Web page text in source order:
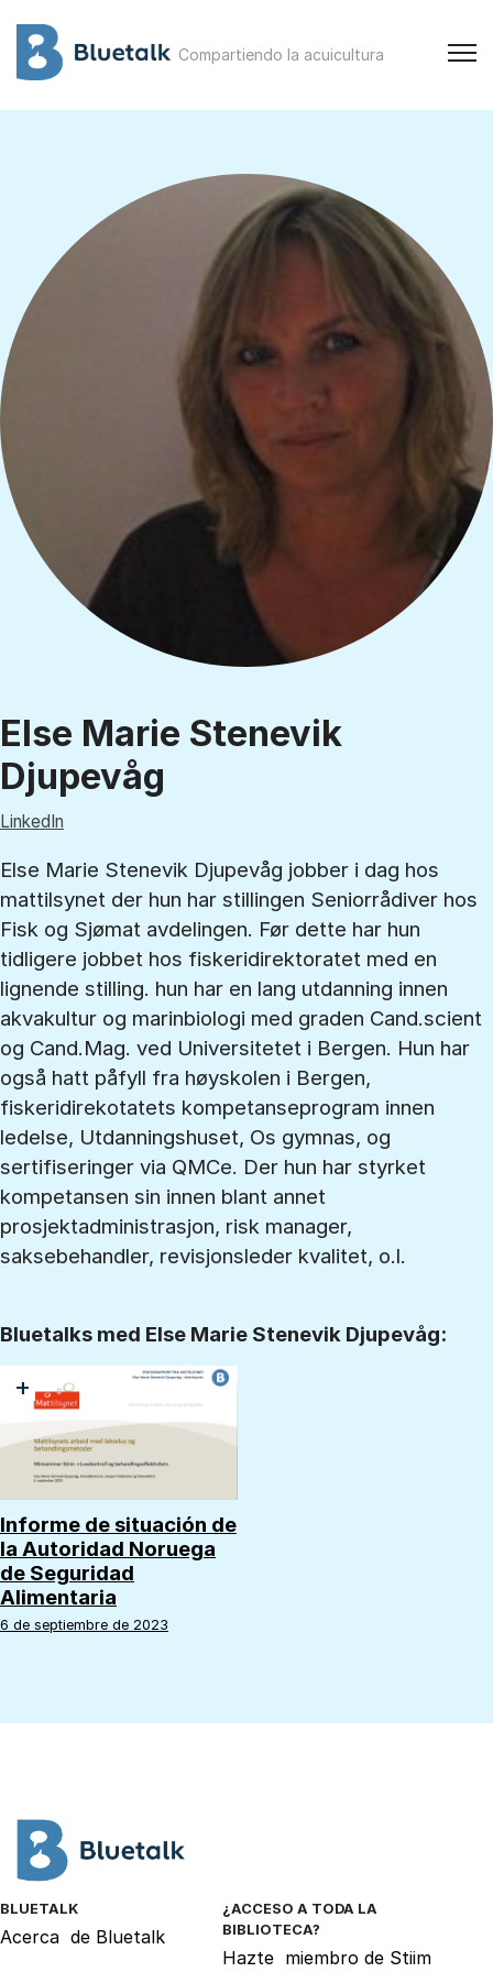
Compartiendo la acuicultura
Else Marie Stenevik
Djupevåg
LinkedIn
Else Marie Stenevik Djupevåg jobber i dag hos
mattilsynet der hun har stillingen Seniorrådiver hos
Fisk og Sjømat avdelingen. Før dette har hun
tidligere jobbet hos fiskeridirektoratet med en
lignende stilling. hun har en lang utdanning innen
akvakultur og marinbiologi med graden Cand.scient
og Cand.Mag. ved Universitetet i Bergen. Hun har
også hatt påfyll fra høyskolen i Bergen,
fiskeridirekotatets kompetanseprogram innen
ledelse, Utdanningshuset, Os gymnas, og
sertifiseringer via QMCe. Der hun har styrket
kompetansen sin innen blant annet
prosjektadministrasjon, risk manager,
saksebehandler, revisjonsleder kvalitet, o.l.
Bluetalks med Else Marie Stenevik Djupevåg:
+
Informe de situación de
la Autoridad Noruega
de Seguridad
Alimentaria
6 de septiembre de 2023
BLUETALK
Acerca de Bluetalk
¿ACCESO A TODA LA
BIBLIOTECA?
Hazte miembro de Stiim